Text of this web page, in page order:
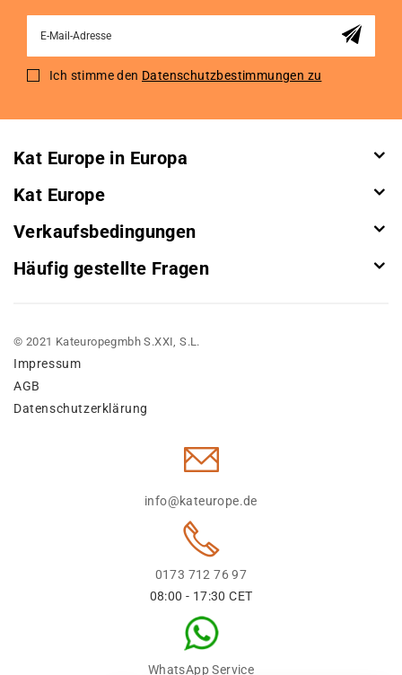
for
Ich stimme den Datenschutzbestimmungen zu
Kat Europe in Europa
Kat Europe
Verkaufsbedingungen
Häufig gestellte Fragen
© 2021 Kateuropegmbh S.XXI, S.L.
Impressum
AGB
Datenschutzerklärung
info@kateurope.de
0173 712 76 97
08:00 - 17:30 CET
WhatsApp Service